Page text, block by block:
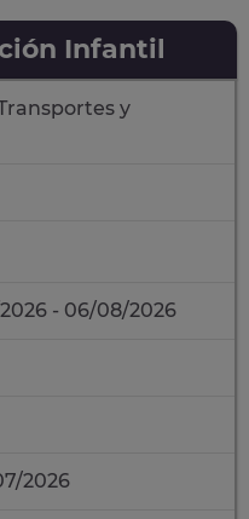
Infantil
y
- 06/08/2026
2026